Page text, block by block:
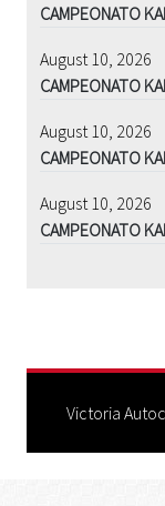
CAMPEONATO
August 10, 2026
CAMPEONATO
August 10, 2026
CAMPEONATO
August 10, 2026
CAMPEONATO
Victoria